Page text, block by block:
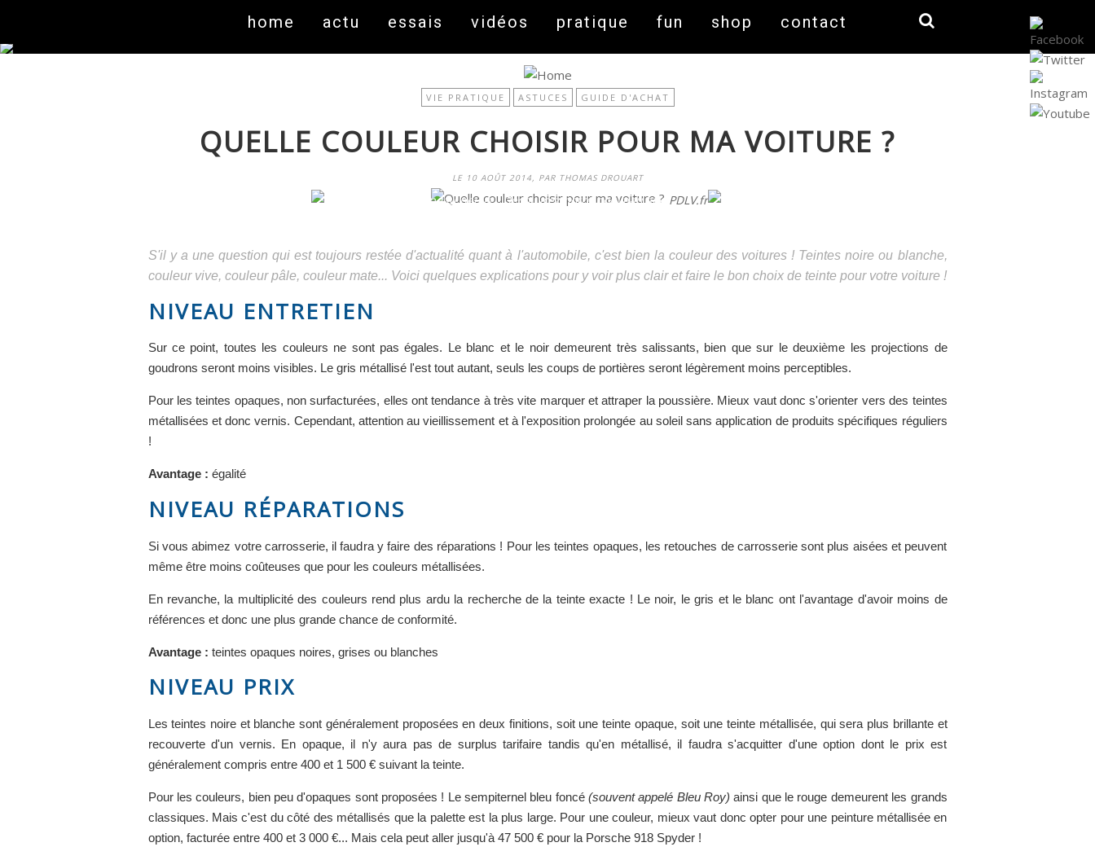
On fait peau neuve ! Découvrez notre nouveau site PDLV.fr
home actu essais vidéos pratique fun shop contact
VIE PRATIQUE ASTUCES GUIDE D'ACHAT
QUELLE COULEUR CHOISIR POUR MA VOITURE ?
LE 10 AOÛT 2014, PAR THOMAS DROUART
S'il y a une question qui est toujours restée d'actualité quant à l'automobile, c'est bien la couleur des voitures ! Teintes noire ou blanche,
couleur vive, couleur pâle, couleur mate... Voici quelques explications pour y voir plus clair et faire le bon choix de teinte pour votre voiture !
NIVEAU ENTRETIEN
Sur ce point, toutes les couleurs ne sont pas égales. Le blanc et le noir demeurent très salissants, bien que sur le deuxième les projections de
goudrons seront moins visibles. Le gris métallisé l'est tout autant, seuls les coups de portières seront légèrement moins perceptibles.
Pour les teintes opaques, non surfacturées, elles ont tendance à très vite marquer et attraper la poussière. Mieux vaut donc s'orienter vers des teintes
métallisées et donc vernis. Cependant, attention au vieillissement et à l'exposition prolongée au soleil sans application de produits spécifiques réguliers
!
Avantage : égalité
NIVEAU RÉPARATIONS
Si vous abimez votre carrosserie, il faudra y faire des réparations ! Pour les teintes opaques, les retouches de carrosserie sont plus aisées et peuvent
même être moins coûteuses que pour les couleurs métallisées.
En revanche, la multiplicité des couleurs rend plus ardu la recherche de la teinte exacte ! Le noir, le gris et le blanc ont l'avantage d'avoir moins de
références et donc une plus grande chance de conformité.
Avantage : teintes opaques noires, grises ou blanches
NIVEAU PRIX
Les teintes noire et blanche sont généralement proposées en deux finitions, soit une teinte opaque, soit une teinte métallisée, qui sera plus brillante et
recouverte d'un vernis. En opaque, il n'y aura pas de surplus tarifaire tandis qu'en métallisé, il faudra s'acquitter d'une option dont le prix est
généralement compris entre 400 et 1 500 € suivant la teinte.
Pour les couleurs, bien peu d'opaques sont proposées ! Le sempiternel bleu foncé(souvent appelé Bleu Roy) ainsi que le rouge demeurent les grands
classiques. Mais c'est du côté des métallisés que la palette est la plus large. Pour une couleur, mieux vaut donc opter pour une peinture métallisée en
option, facturée entre 400 et 3 000 €... Mais cela peut aller jusqu'à 47 500 € pour la Porsche 918 Spyder !